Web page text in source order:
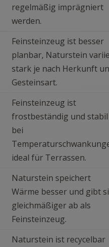
regelmäßig imprägniert
werden.
Feinsteinzeug ist besser
planbar, Naturstein
stark je nach Herkunft
Gesteinsart.
Feinsteinzeug ist
frostbeständig und stabil
bei
ideal für Terrassen.
Naturstein speichert
Wärme besser und gibt
gleichmäßiger ab als
Feinsteinzeug.
Naturstein ist recycelbar